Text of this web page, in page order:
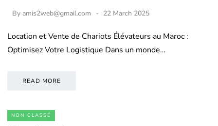
By amis2web@gmail.com 22 March 2025
Location et Vente de Chariots Élévateurs au Maroc :
Optimisez Votre Logistique Dans un monde…
READ MORE
NON CLASSÉ